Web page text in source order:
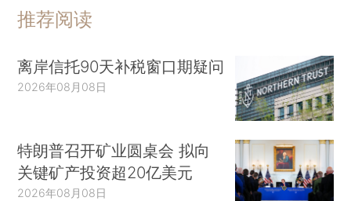
推荐阅读
离岸信托90天补税窗口期疑问
2026年08月08日
特朗普召开矿业圆桌会 拟向
关键矿产投资超20亿美元
2026年08月08日